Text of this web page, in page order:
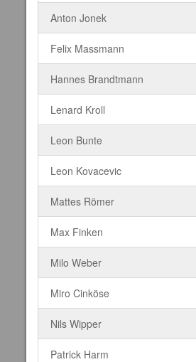
Anton Jonek
Felix Massmann
Hannes Brandtmann
Lenard Kroll
Leon Bunte
Leon Kovacevic
Mattes Römer
Max Finken
Milo Weber
Miro Cinköse
Nils Wipper
Patrick Harm